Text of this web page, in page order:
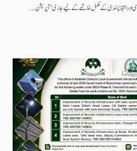
انتہا پسندی کے مکمل خاتمے کے لیے جاری ‘آپریشن...